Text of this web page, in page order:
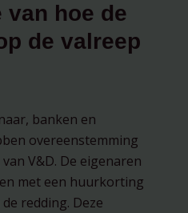
hoe de
de valreep
banken en
overeenstemming
V&D. De eigenaren
met een huurkorting
redding. Deze